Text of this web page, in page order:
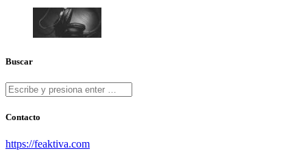
Buscar
Contacto
https://feaktiva.com